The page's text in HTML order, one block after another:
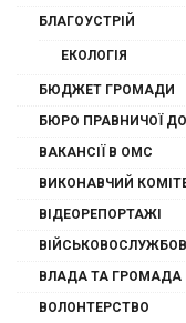
БЛАГОУСТРІЙ
ЕКОЛОГІЯ
БЮДЖЕТ ГРОМАДИ
БЮРО ПРАВНИЧОЇ
ВАКАНСІЇ В ОМС
ВИКОНАВЧИЙ
ВІДЕОРЕПОРТАЖІ
ВЛАДА ТА ГРОМАДА
ВОЛОНТЕРСТВО